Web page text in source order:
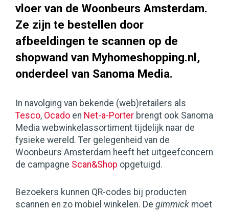
vloer van de Woonbeurs Amsterdam.
Ze zijn te bestellen door
afbeeldingen te scannen op de
shopwand van Myhomeshopping.nl,
onderdeel van Sanoma Media.
In navolging van bekende (web)retailers als
Tesco, Ocado en Net-a-Porter brengt ook Sanoma
Media webwinkelassortiment tijdelijk naar de
fysieke wereld. Ter gelegenheid van de
Woonbeurs Amsterdam heeft het uitgeefconcern
de campagne Scan&Shop opgetuigd.
Bezoekers kunnen QR-codes bij producten
scannen en zo mobiel winkelen. De gimmick moet